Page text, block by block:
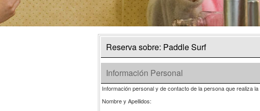
Reserva sobre: Paddle Surf
Información Personal
Información personal y de contacto de la persona que realiza
Nombre y Apellidos: